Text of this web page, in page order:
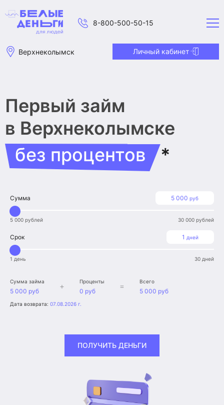
8-800-500-50-15
Верхнеколымск Личный кабинет
Первый займ
в Верхнеколымске
без процентов
*
5 000 руб
Сумма
5 000 рублей 30 000 рублей
1 дней
Срок
1 день 30 дней
Сумма займа
5 000 руб
+ Проценты
0 руб
= Всего
5 000 руб
Дата возврата: 07.08.2026 г.
ПОЛУЧИТЬ ДЕНЬГИ